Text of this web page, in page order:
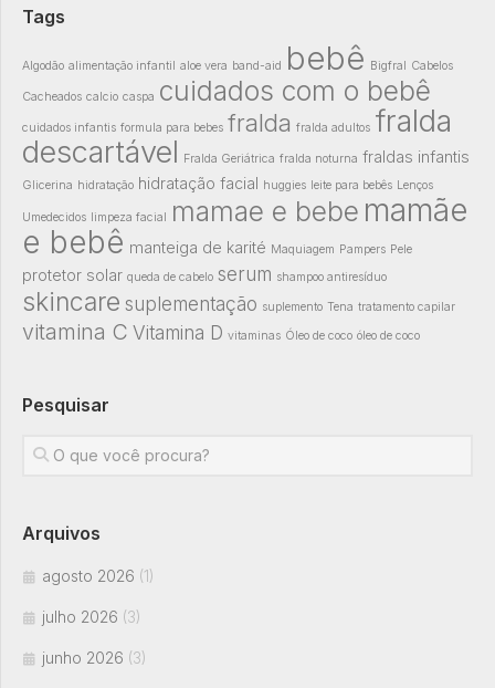
Tags
Algodão alimentação infantil aloe vera band-aid bebê Bigfral Cabelos
Cacheados calcio caspa cuidados com o bebê
cuidados infantis formula para bebes fralda fralda adultos fralda
descartável
Fralda Geriátrica fralda noturna fraldas infantis
Glicerina hidratação hidratação facial huggies leite para bebês Lenços
Umedecidos limpeza facial mamae e bebe mamãe
e bebê manteiga de karité Maquiagem Pampers Pele
protetor solar queda de cabelo serum shampoo antiresíduo
skincare suplementação suplemento Tena tratamento capilar
vitamina C Vitamina D vitaminas Óleo de coco óleo de coco
Pesquisar
Arquivos
agosto 2026 (1)
julho 2026 (3)
junho 2026 (3)